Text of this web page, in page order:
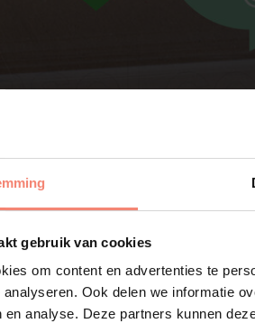
gebruik van cookies
om content en advertenties te
Ook delen we informatie
en analyse. Deze partners kunnen